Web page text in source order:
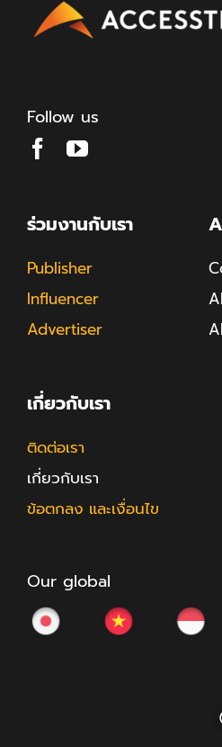
Follow us
ร่วมงานกับเรา
Publisher
Influencer
Advertiser
เกี่ยวกับเรา
ติดต่อเรา
เกี่ยวกับเรา
ข้อตกลง และเงื่อนไข
Our global